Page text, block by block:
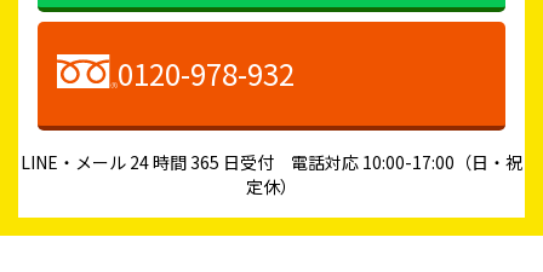
0120-978-932
LINE・メール 24 時間 365 日受付 電話対応 10:00-17:00（日・祝
定休）